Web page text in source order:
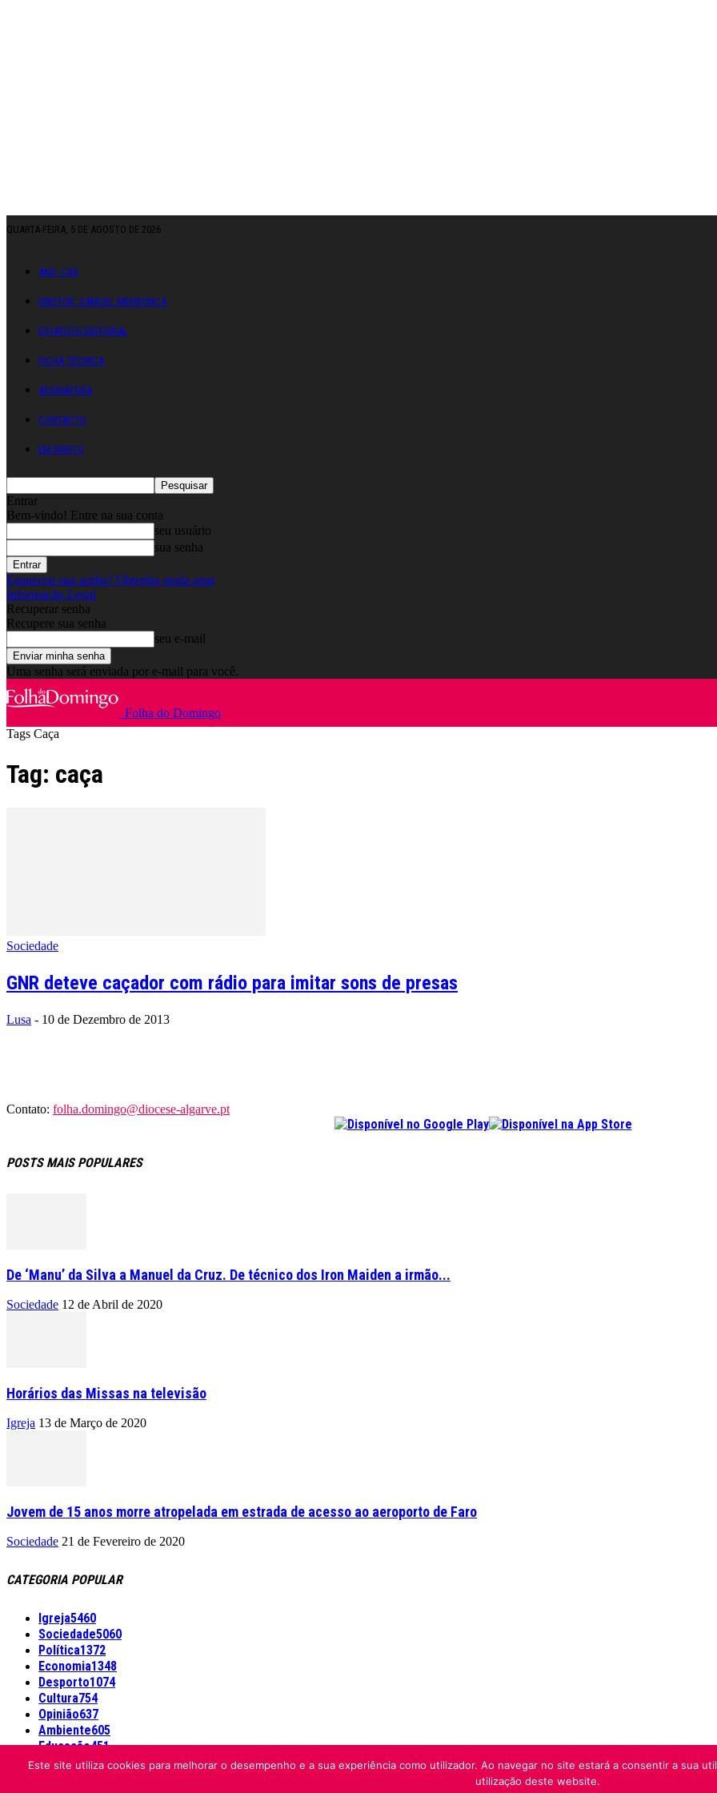
QUARTA-FEIRA, 5 DE AGOSTO DE 2026
ANO: CXII
DIRETOR: SAMUEL MENDONÇA
ESTATUTO EDITORIAL
FICHA TÉCNICA
ASSINATURA
CONTACTO
EM DIRETO
Entrar
Bem-vindo! Entre na sua conta
seu usuário
sua senha
Esqueceu sua senha? Obtenha ajuda aqui
Informação Legal
Recuperar senha
Recupere sua senha
seu e-mail
Uma senha será enviada por e-mail para você.
Folha do Domingo
Tags Caça
Tag: caça
Sociedade
GNR deteve caçador com rádio para imitar sons de presas
Lusa - 10 de Dezembro de 2013
Contato: folha.domingo@diocese-algarve.pt
POSTS MAIS POPULARES
De ‘Manu’ da Silva a Manuel da Cruz. De técnico dos Iron Maiden a irmão...
Sociedade 12 de Abril de 2020
Horários das Missas na televisão
Igreja 13 de Março de 2020
Jovem de 15 anos morre atropelada em estrada de acesso ao aeroporto de Faro
Sociedade 21 de Fevereiro de 2020
CATEGORIA POPULAR
Igreja5460
Sociedade5060
Política1372
Economia1348
Desporto1074
Cultura754
Opinião637
Ambiente605
Educação451
Informação Legal
Este site utiliza cookies para melhorar o desempenho e a sua experiência como utilizador. Ao navegar no site estará a consentir a sua
utilização deste website.